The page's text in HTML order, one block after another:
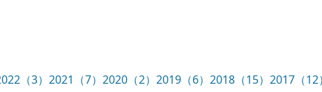
（3） 2021（7） 2020（2） 2019（6） 2018（15） 2017（12）